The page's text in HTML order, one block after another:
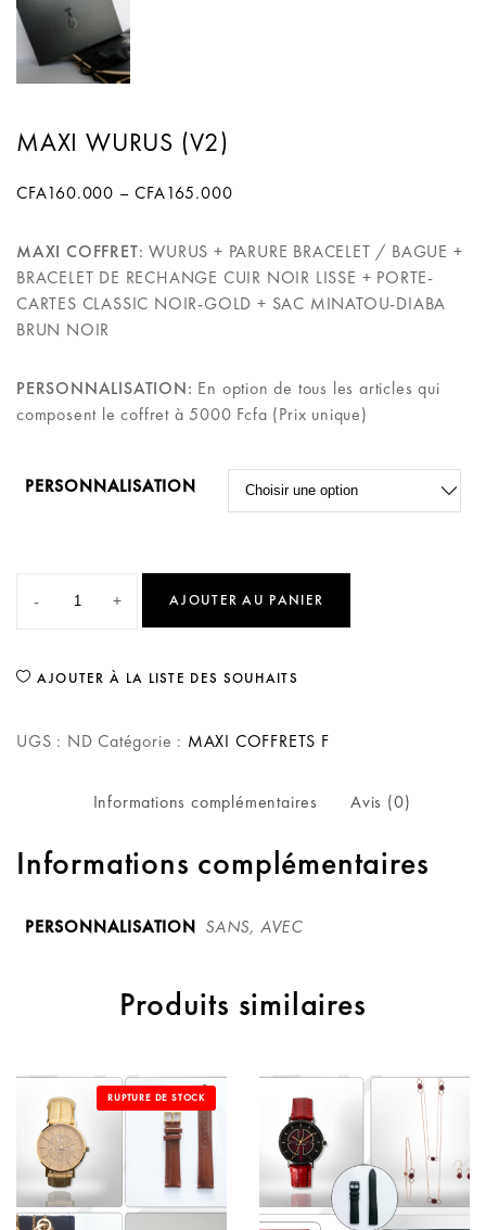
MAXI WURUS (V2)
CFA160.000 –CFA165.000
MAXI COFFRET:WURUS + PARURE BRACELET / BAGUE +
BRACELET DE RECHANGE CUIR NOIR LISSE + PORTE-
CARTES CLASSIC NOIR-GOLD + SAC MINATOU-DIABA
BRUN NOIR
PERSONNALISATION: En option de tous les articles qui
composent le coffret à 5000 Fcfa (Prix unique)
PERSONNALISATION
- + AJOUTER AU PANIER
AJOUTER À LA LISTE DES SOUHAITS
UGS : ND Catégorie : MAXI COFFRETS F
Informations complémentaires Avis (0)
Informations complémentaires
PERSONNALISATION SANS, AVEC
Produits similaires
RUPTURE DE STOCK